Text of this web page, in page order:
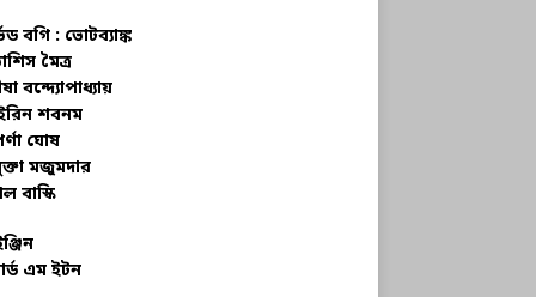
বগি : ভোটব্যাঙ্ক
মৈত্র
বন্দ্যোপাধ্যায়
শবনম
ঘোষ
মজুমদার
বাস্কি
এম ইটন